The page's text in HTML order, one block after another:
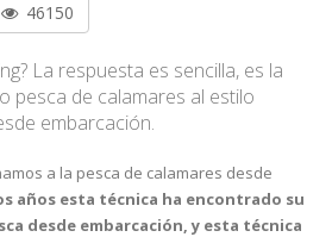
46150
La respuesta es sencilla, es la
pesca de calamares al estilo
embarcación.
a la pesca de calamares desde
años esta técnica ha encontrado su
desde embarcación, y esta técnica